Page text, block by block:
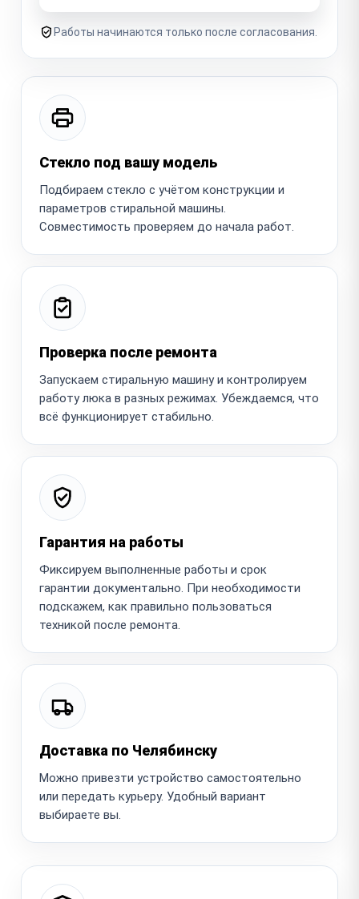
Работы начинаются только после согласования.
Стекло под вашу модель
Подбираем стекло с учётом конструкции и
параметров стиральной машины.
Совместимость проверяем до начала работ.
Проверка после ремонта
Запускаем стиральную машину и контролируем
работу люка в разных режимах. Убеждаемся, что
всё функционирует стабильно.
Гарантия на работы
Фиксируем выполненные работы и срок
гарантии документально. При необходимости
подскажем, как правильно пользоваться
техникой после ремонта.
Доставка по Челябинску
Можно привезти устройство самостоятельно
или передать курьеру. Удобный вариант
выбираете вы.